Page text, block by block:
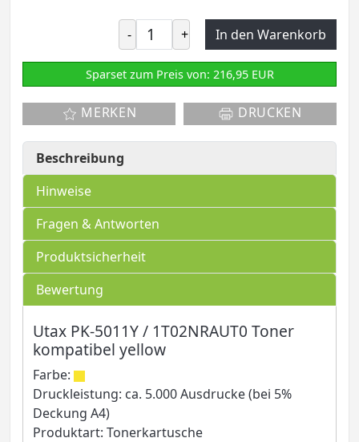
- + In den Warenkorb
Sparset zum Preis von: 216,95 EUR
MERKEN DRUCKEN
Beschreibung
Hinweise
Fragen & Antworten
Produktsicherheit
Bewertung
Utax PK-5011Y / 1T02NRAUT0 Toner
kompatibel yellow
Farbe:
Druckleistung: ca. 5.000 Ausdrucke (bei 5%
Deckung A4)
Produktart: Tonerkartusche